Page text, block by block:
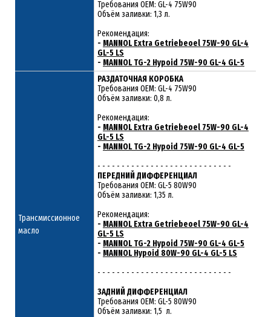
Требования OEM: GL-4 75W90
Объём заливки: 1,3 л.
Рекомендация:
- MANNOL Extra Getriebeoel 75W-90 GL-4
GL-5 LS
- MANNOL TG-2 Hypoid 75W-90 GL-4 GL-5
Трансмиссионное
масло
РАЗДАТОЧНАЯ КОРОБКА
Требования ОЕМ: GL-4 75W90
Объём заливки: 0,8 л.
Рекомендация:
- MANNOL Extra Getriebeoel 75W-90 GL-4
GL-5 LS
- MANNOL TG-2 Hypoid 75W-90 GL-4 GL-5
- - - - - - - - - - - - - - - - - - - - - - - - - - - -
ПЕРЕДНИЙ ДИФФЕРЕНЦИАЛ
Требования ОЕМ: GL-5 80W90
Объём заливки: 1,35 л.
Рекомендация:
- MANNOL Extra Getriebeoel 75W-90 GL-4
GL-5 LS
- MANNOL TG-2 Hypoid 75W-90 GL-4 GL-5
- MANNOL Hypoid 80W-90 GL-4 GL-5 LS
- - - - - - - - - - - - - - - - - - - - - - - - - - - -
ЗАДНИЙ ДИФФЕРЕНЦИАЛ
Требования ОЕМ: GL-5 80W90
Объём заливки: 1,5 л.